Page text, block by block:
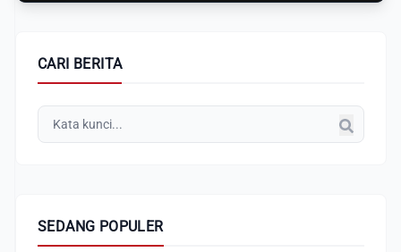
CARI BERITA
SEDANG POPULER